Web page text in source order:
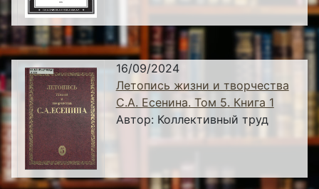
16/09/2024
Летопись жизни и творчества
С.А. Есенина. Том 5. Книга 1
Автор: Коллективный труд